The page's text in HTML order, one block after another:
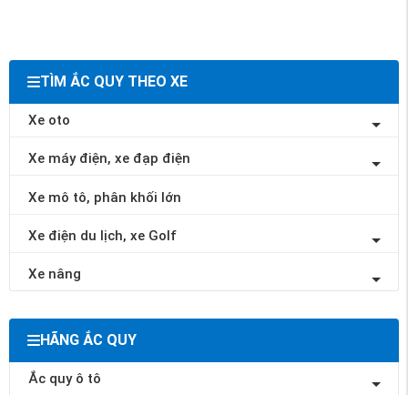
TÌM ẮC QUY THEO XE
Xe oto
Xe máy điện, xe đạp điện
Xe mô tô, phân khối lớn
Xe điện du lịch, xe Golf
Xe nâng
HÃNG ẮC QUY
Ắc quy ô tô